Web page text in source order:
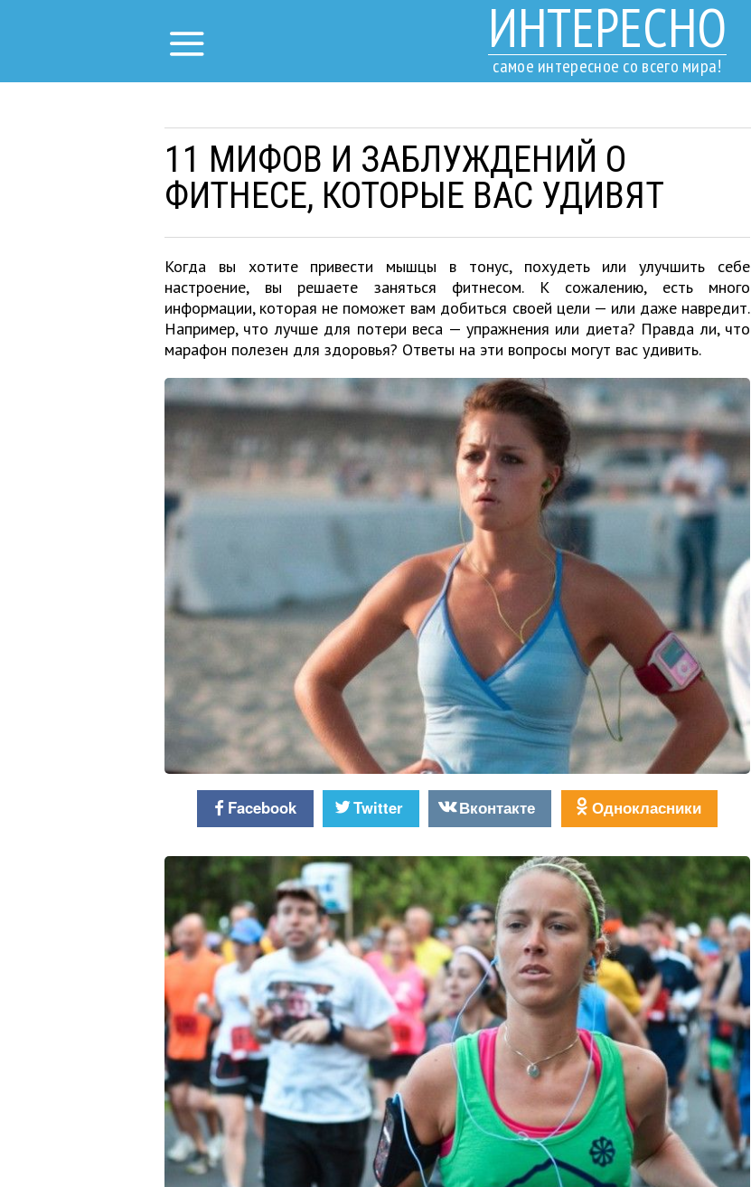
ИНТЕРЕСНО
самое интересное со всего мира!
11 МИФОВ И ЗАБЛУЖДЕНИЙ О
ФИТНЕСЕ, КОТОРЫЕ ВАС УДИВЯТ
Когда вы хотите привести мышцы в тонус, похудеть или улучшить себе
настроение, вы решаете заняться фитнесом. К сожалению, есть много
информации, которая не поможет вам добиться своей цели — или даже навредит.
Например, что лучше для потери веса — упражнения или диета? Правда ли, что
марафон полезен для здоровья? Ответы на эти вопросы могут вас удивить.
Facebook Twitter Вконтакте Однокласники